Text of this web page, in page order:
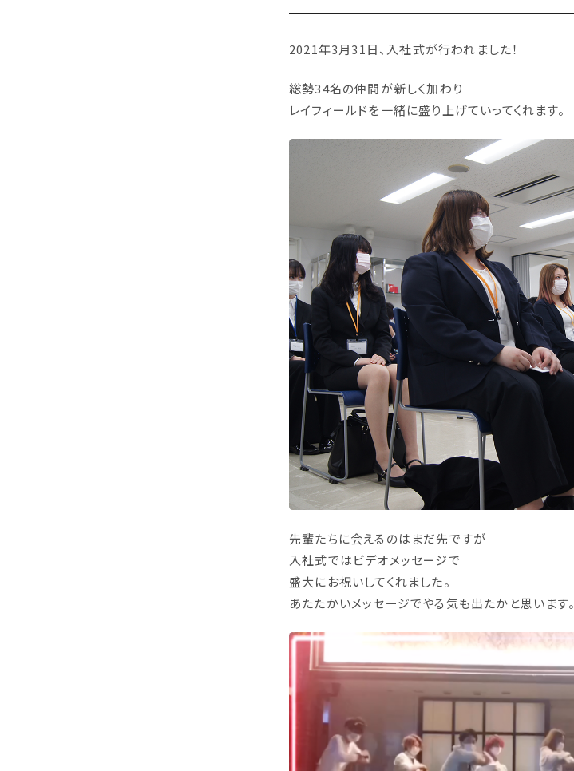
2021年3月31日、入社式が行われました！
総勢34名の仲間が新しく加わり
レイフィールドを一緒に盛り上げていってくれます。
先輩たちに会えるのはまだ先ですが
入社式ではビデオメッセージで
盛大にお祝いしてくれました。
あたたかいメッセージでやる気も出たかと思います。